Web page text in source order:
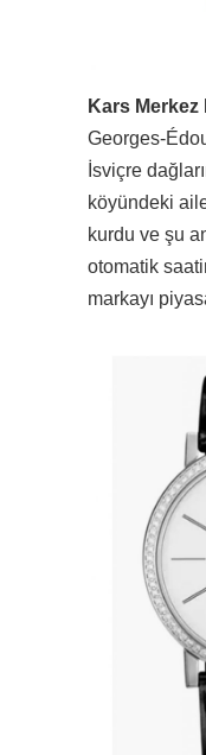
Kars Merkez
Georges-
İsviçre
köyündeki
kurdu ve şu
otomatik
markayı